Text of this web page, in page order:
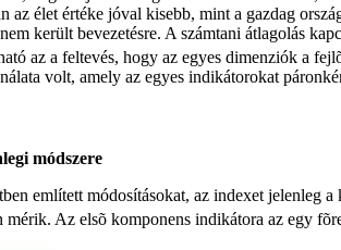
az élet értéke jóval kisebb, mint a gazdag
került bevezetésre. A számtani átlagolás
az a feltevés, hogy az egyes dimenziók a
volt, amely az egyes indikátorokat
módszere
említett módosításokat, az indexet
mérik. Az elsõ komponens indikátora az egy